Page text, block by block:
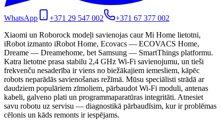
WhatsApp +371 29 547 002
+371 67 377 002
Xiaomi un Roborock modeļi savienojas caur Mi Home lietotni,
iRobot izmanto iRobot Home, Ecovacs — ECOVACS Home,
Dreame — Dreamehome, bet Samsung — SmartThings platformu.
Katra lietotne prasa stabilu 2,4 GHz Wi-Fi savienojumu, un tieši
frekvenču nesaderība ir viens no biežākajiem iemesliem, kāpēc
robots neparādās savienošanas režīmā. Mūsu speciālisti strādā ar
daudziem populāriem zīmoliem, pārbaudot Wi-Fi moduli, antenas
kabeli, galveno plati un programmaparatūras integritāti. Atnesiet
savu robotu uz servisu — diagnostikā pārbaudīsim, kur ir problēmas
cēlonis un kāds remonts ir iespējams.